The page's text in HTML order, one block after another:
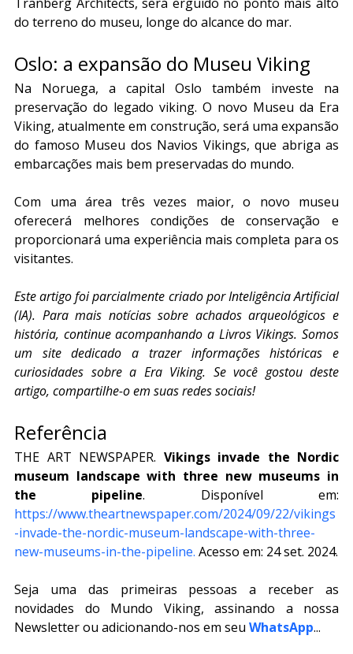
do terreno do museu, longe do alcance do mar.
Oslo: a expansão do Museu Viking
Na Noruega, a capital Oslo também investe na
preservação do legado viking. O novo Museu da Era
Viking, atualmente em construção, será uma expansão
do famoso Museu dos Navios Vikings, que abriga as
embarcações mais bem preservadas do mundo.
Com uma área três vezes maior, o novo museu
oferecerá melhores condições de conservação e
proporcionará uma experiência mais completa para os
visitantes.
Este artigo foi parcialmente criado por Inteligência Artificial
(IA). Para mais notícias sobre achados arqueológicos e
história, continue acompanhando a Livros Vikings. Somos
um site dedicado a trazer informações históricas e
curiosidades sobre a Era Viking. Se você gostou deste
artigo, compartilhe-o em suas redes sociais!
Referência
THE ART NEWSPAPER. Vikings invade the Nordic
museum landscape with three new museums in
the pipeline
https://www.theartnewspaper.com/2024/09/22/vikings
-invade-the-nordic-museum-landscape-with-three-
new-museums-in-the-pipeline. Acesso em: 24 set. 2024.
Seja uma das primeiras pessoas a receber as
novidades do Mundo Viking, assinando a nossa
Newsletter ou adicionando-nos em seu WhatsApp...